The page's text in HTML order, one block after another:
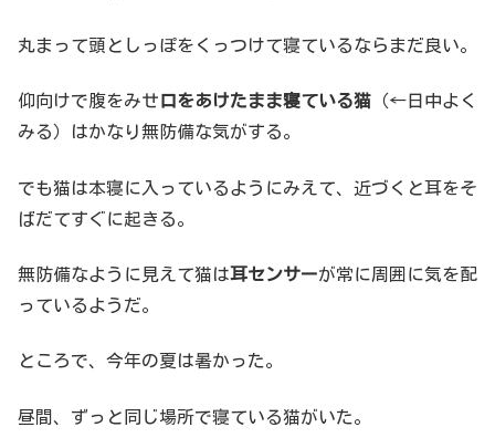
丸まって頭としっぽをくっつけて寝ているならまだ良い。
仰向けで腹をみせ 口をあけたまま寝ている猫 （←日中よく
みる）はかなり無防備な気がする。
でも猫は本寝に入っているようにみえて、近づくと耳をそ
ばだてすぐに起きる。
無防備なように見えて猫は耳センサーが常に周囲に気を配
っているようだ。
ところで、今年の夏は暑かった。
昼間、ずっと同じ場所で寝ている猫がいた。